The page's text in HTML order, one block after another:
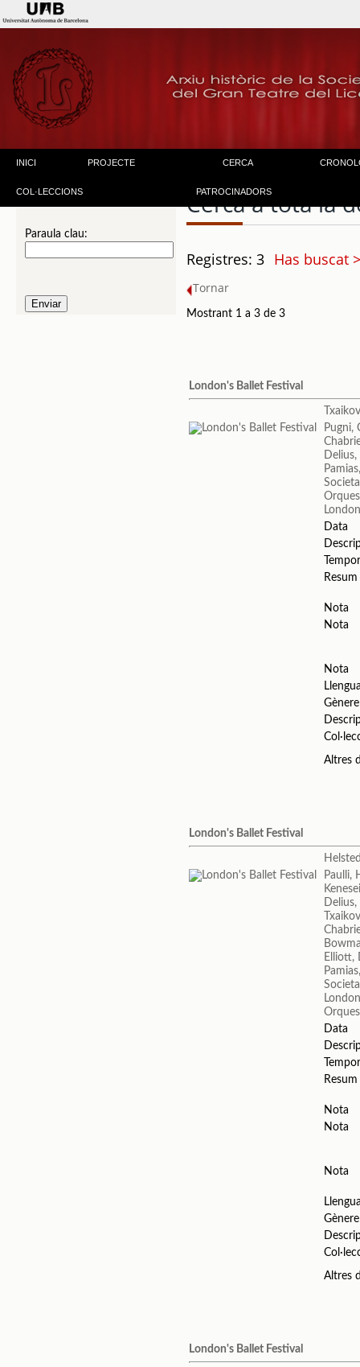
INICI PROJECTE CERCA
COL·LECCIONS PATROCINADORS
Paraula clau:
Cerca a tota la
Registres: 3 Has buscat
Tornar
Mostrant 1 a 3 de 3
London's Ballet Festival
Pugni,
Data
Resum
Nota
Nota
Nota
Gènere
Altres
London's Ballet Festival
Paulli,
Elliott,
Data
Resum
Nota
Nota
Nota
Gènere
Altres
London's Ballet Festival